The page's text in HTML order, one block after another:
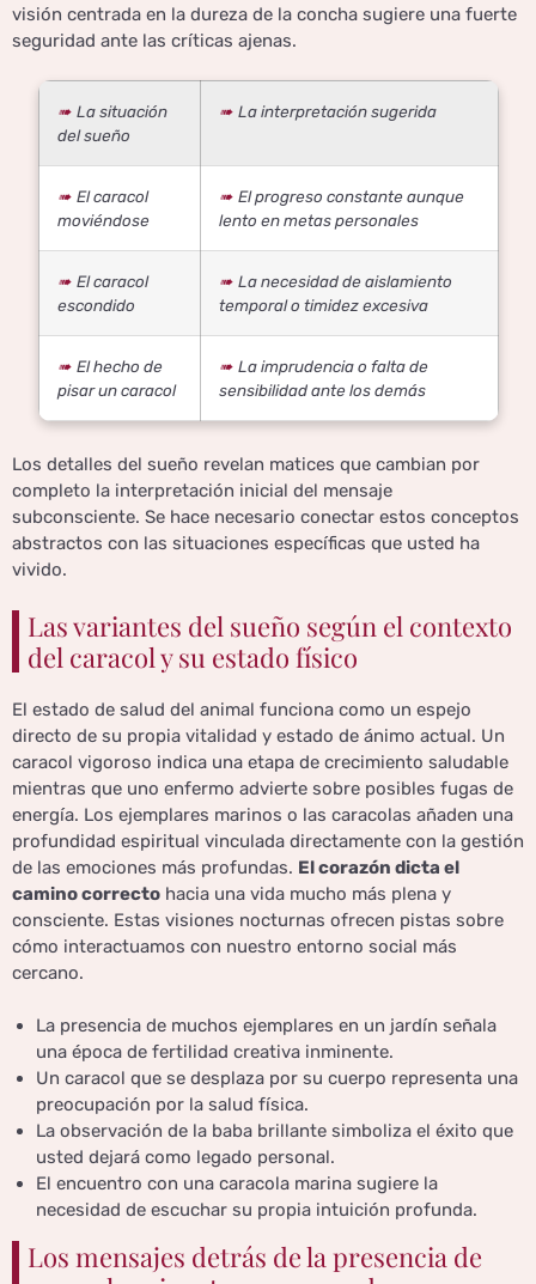
visión centrada en la dureza de la concha sugiere una fuerte
seguridad ante las críticas ajenas.
La situación
del sueño
La interpretación sugerida
El caracol
moviéndose
El progreso constante aunque
lento en metas personales
El caracol
escondido
La necesidad de aislamiento
temporal o timidez excesiva
El hecho de
pisar un caracol
La imprudencia o falta de
sensibilidad ante los demás
Los detalles del sueño revelan matices que cambian por
completo la interpretación inicial del mensaje
subconsciente. Se hace necesario conectar estos conceptos
abstractos con las situaciones específicas que usted ha
vivido.
Las variantes del sueño según el contexto
del caracol y su estado físico
El estado de salud del animal funciona como un espejo
directo de su propia vitalidad y estado de ánimo actual. Un
caracol vigoroso indica una etapa de crecimiento saludable
mientras que uno enfermo advierte sobre posibles fugas de
energía. Los ejemplares marinos o las caracolas añaden una
profundidad espiritual vinculada directamente con la gestión
de las emociones más profundas. El corazón dicta el
camino correcto hacia una vida mucho más plena y
consciente. Estas visiones nocturnas ofrecen pistas sobre
cómo interactuamos con nuestro entorno social más
cercano.
La presencia de muchos ejemplares en un jardín señala
una época de fertilidad creativa inminente.
Un caracol que se desplaza por su cuerpo representa una
preocupación por la salud física.
La observación de la baba brillante simboliza el éxito que
usted dejará como legado personal.
El encuentro con una caracola marina sugiere la
necesidad de escuchar su propia intuición profunda.
Los mensajes detrás de la presencia de